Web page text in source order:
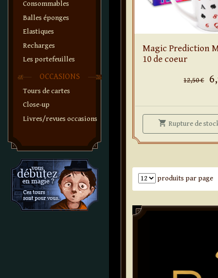
Consommables
Balles éponges
Elastiques
Recharges
Les portefeuilles
OCCASIONS
Tours de cartes
Close-up
Livres/revues occasions
Magic Prediction
10 de coeur
12,50 €
shopping_cart Rupturede
Nombre de produits par
produits par page
Paddle